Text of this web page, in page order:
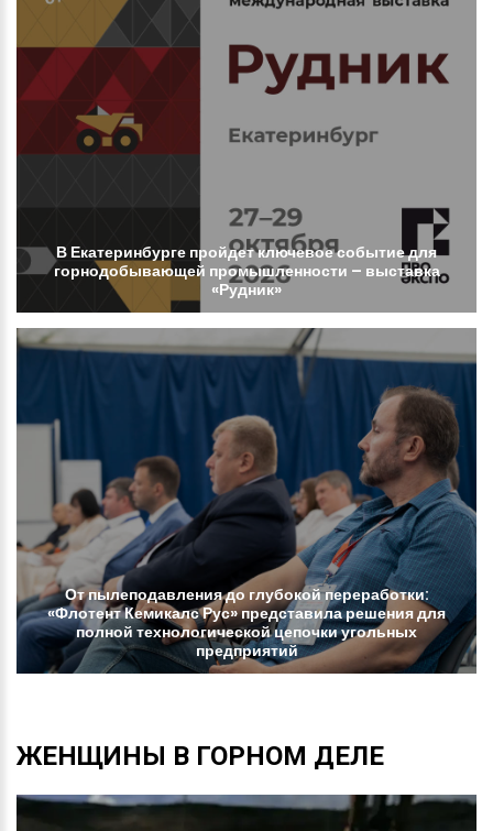
В Екатеринбурге пройдетключевоесобытиедля
горнодобывающей промышленности – выставка
«Рудник»
Отпылеподавлениядо глубокойпереработки:
«ФлотентКемикалсРус»представиларешениядля
полной технологическойцепочкиугольных
предприятий
ЖЕНЩИНЫ В ГОРНОМ ДЕЛЕ